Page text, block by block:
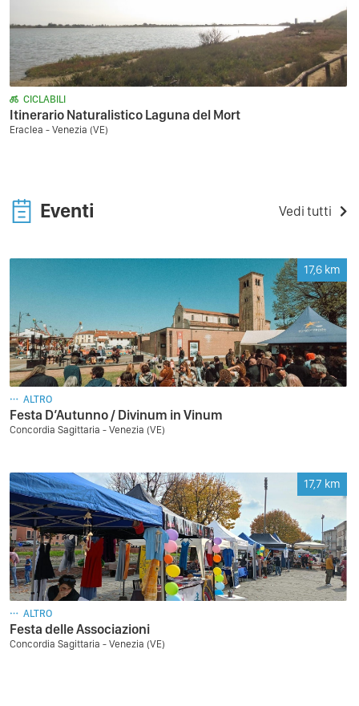
CICLABILI
Itinerario Naturalistico Laguna del Mort
Eraclea - Venezia (VE)
Eventi Vedi tutti
17,6 km
ALTRO
Festa D’Autunno / Divinum in Vinum
Concordia Sagittaria - Venezia (VE)
17,7 km
ALTRO
Festa delle Associazioni
Concordia Sagittaria - Venezia (VE)